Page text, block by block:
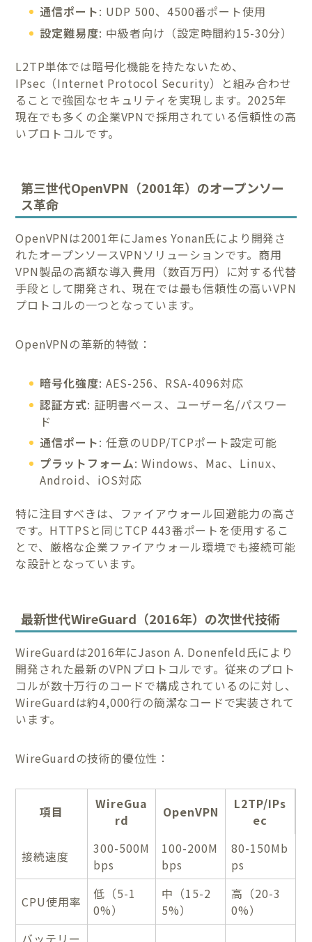
通信ポート: UDP 500、4500番ポート使用
設定難易度: 中級者向け（設定時間約15-30分）
L2TP単体では暗号化機能を持たないため、
IPsec（Internet Protocol Security）と組み合わせ
ることで強固なセキュリティを実現します。2025年
現在でも多くの企業VPNで採用されている信頼性の高
いプロトコルです。
第三世代OpenVPN（2001年）のオープンソー
ス革命
OpenVPNは2001年にJames Yonan氏により開発さ
れたオープンソースVPNソリューションです。商用
VPN製品の高額な導入費用（数百万円）に対する代替
手段として開発され、現在では最も信頼性の高いVPN
プロトコルの一つとなっています。
OpenVPNの革新的特徴：
暗号化強度: AES-256、RSA-4096対応
認証方式: 証明書ベース、ユーザー名/パスワー
ド
通信ポート: 任意のUDP/TCPポート設定可能
プラットフォーム: Windows、Mac、Linux、
Android、iOS対応
特に注目すべきは、ファイアウォール回避能力の高さ
です。HTTPSと同じTCP 443番ポートを使用するこ
とで、厳格な企業ファイアウォール環境でも接続可能
な設計となっています。
最新世代WireGuard（2016年）の次世代技術
WireGuardは2016年にJason A. Donenfeld氏により
開発された最新のVPNプロトコルです。従来のプロト
コルが数十万行のコードで構成されているのに対し、
WireGuardは約4,000行の簡潔なコードで実装されて
います。
WireGuardの技術的優位性：
項目
WireGua
rd
OpenVPN
L2TP/IPs
ec
接続速度
300-500M
bps
100-200M
bps
80-150Mb
ps
CPU使用率
低（5-1
0%）
中（15-2
5%）
高（20-3
0%）
バッテリー